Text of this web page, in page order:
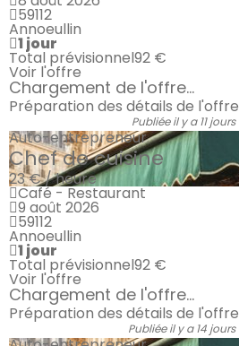
59112
Annoeullin
1 jour
Total prévisionnel92 €
Voir l'offre
Chargement de l'offre...
Préparation des détails de l'offre
Publiée il y a 11 jours
Auto-entrepreneur
Chef de cuisine
23 € / heure
Café - Restaurant
9 août 2026
59112
Annoeullin
1 jour
Total prévisionnel92 €
Voir l'offre
Chargement de l'offre...
Préparation des détails de l'offre
Publiée il y a 14 jours